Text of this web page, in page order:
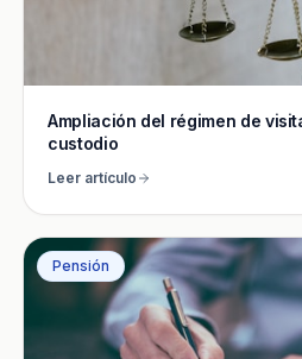
Ampliación del régimen de
custodio
Leer artículo
Pensión